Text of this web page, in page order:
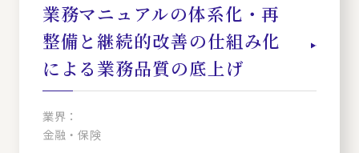
業務マニュアルの体系化・再
整備と継続的改善の仕組み化
による業務品質の底上げ
業界：
金融・保険